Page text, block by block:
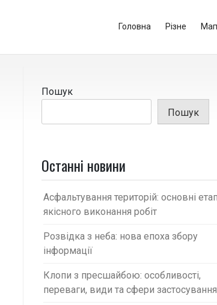
Головна Різне
Пошук
Пошук
Останні новини
Асфальтування територій: основні
якісного виконання робіт
Розвідка з неба: нова епоха збору
інформації
Клопи з пресшайбою: особливості,
переваги, види та сфери застосування